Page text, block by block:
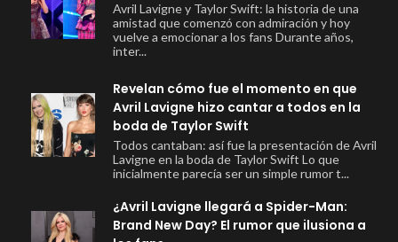
Avril Lavigne y Taylor Swift: la historia de una
amistad que comenzó con admiración y hoy
vuelve a emocionar a los fans Durante años,
inter...
Revelan cómo fue el momento en que
Avril Lavigne hizo cantar a todos en la
boda de Taylor Swift
Todos cantaban: así fue la presentación de Avril
Lavigne en la boda de Taylor Swift Lo que
inicialmente parecía ser un simple rumor t...
¿Avril Lavigne llegará a Spider-Man:
Brand New Day? El rumor que ilusiona a